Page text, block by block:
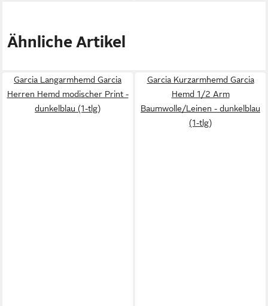
Ähnliche Artikel
Garcia Langarmhemd Garcia
Herren Hemd modischer Print -
dunkelblau (1-tlg)
Garcia Kurzarmhemd Garcia
Hemd 1/2 Arm
Baumwolle/Leinen - dunkelblau
(1-tlg)